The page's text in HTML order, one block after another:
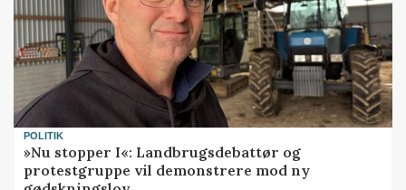
POLITIK
»Nu stopper I«: Landbrugsdebattør og
protestgruppe vil demonstrere mod ny